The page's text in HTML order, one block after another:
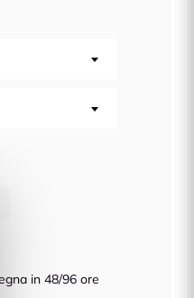
in 48/96 ore